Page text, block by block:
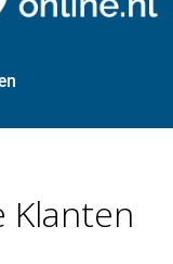
Klanten